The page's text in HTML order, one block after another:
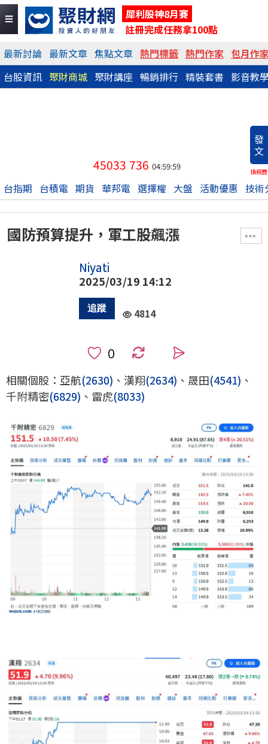
犀利股神8月賽
註冊完成任務拿100點
最新討論 最新文章 焦點文章 熱門標籤 熱門作家 包月作
台股資訊 聚財商城 聚財講座 暢銷排行 精裝套書 影音教
發
文
換稿費
45033 736 04:59:59
台指期 台積電 期貨 華邦電 選擇權 大盤 活動優惠 技術
國防預算提升，軍工股飆漲
Niyati
2025/03/19 14:12
4814
相關個股：亞航(2630) 、漢翔(2634) 、晟田(4541) 、
千附精密(6829) 、雷虎(8033)